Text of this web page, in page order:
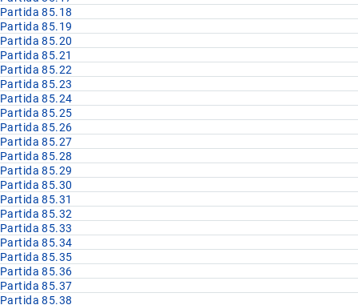
Partida 85.18
Partida 85.19
Partida 85.20
Partida 85.21
Partida 85.22
Partida 85.23
Partida 85.24
Partida 85.25
Partida 85.26
Partida 85.27
Partida 85.28
Partida 85.29
Partida 85.30
Partida 85.31
Partida 85.32
Partida 85.33
Partida 85.34
Partida 85.35
Partida 85.36
Partida 85.37
Partida 85.38